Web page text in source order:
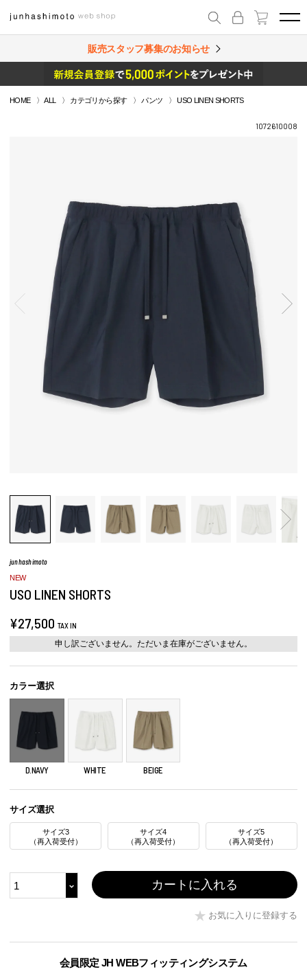
販売スタッフ募集のお知らせ
HOME ALL カテゴリから探す パンツ USO LINEN SHORTS
1072610008
junhashimoto
NEW
USO LINEN SHORTS
¥27,500 TAX IN
申し訳ございません。ただいま在庫がございません。
カラー選択
D.NAVY WHITE BEIGE
サイズ選択
サイズ3
（再入荷受付）
サイズ4
（再入荷受付）
サイズ5
（再入荷受付）
お気に入りに登録する
カートに入れる
会員限定 JH WEBフィッティングシステム